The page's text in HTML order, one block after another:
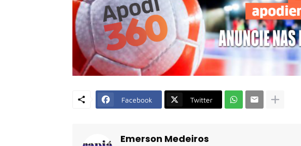
Facebook Twitter
Emerson Medeiros